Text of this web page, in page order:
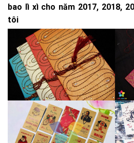
bao lì xì cho năm 2017, 2018,
tôi